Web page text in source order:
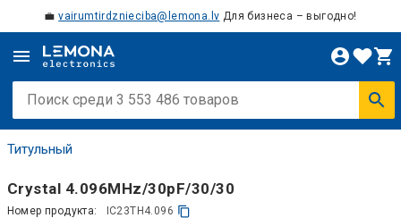
💼vairumtirdznieciba@lemona.lv Для бизнеса – выгодно!
Титульный
Crystal 4.096MHz/30pF/30/30
Номер продукта: IC23TH4.096